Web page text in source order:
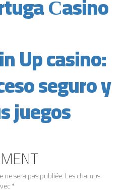
Up casino:
seguro y
juegos
ne sera pas publiée.Les champs
*